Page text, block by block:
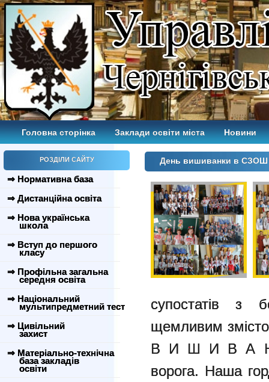
Головна сторінка Заклади освіти міста Новини
РОЗДІЛИ САЙТУ
⇒ Нормативна база
⇒ Дистанційна освіта
⇒ Нова українська
школа
⇒ Вступ до першого
класу
⇒ Профільна загальна
середня освіта
⇒ Національний
мультипредметний тест
⇒ Цивільний
захист
⇒ Матеріально-технічна
база закладів
освіти
День вишиванки в
супостатів з
щемливим
В И Ш И В А Н
ворога. Наша